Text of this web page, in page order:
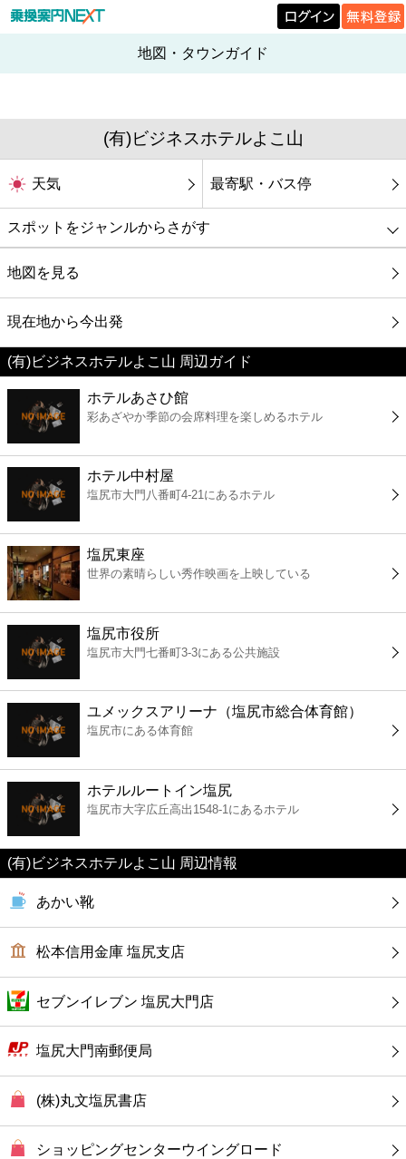
地図・タウンガイド
(有)ビジネスホテルよこ山
天気 最寄駅・バス停
スポットをジャンルからさがす
グルメ
映画
美容
コンビニ
薬局
スーパー
エンタメ
レジャー
書店
ファミレス
ファーストフード
カフェ
ショッピング
銀行
病院
地図を見る
現在地から今出発
(有)ビジネスホテルよこ山 周辺ガイド
ホテルあさひ館
彩あざやか季節の会席料理を楽しめるホテル
ホテル中村屋
塩尻市大門八番町4-21にあるホテル
塩尻東座
世界の素晴らしい秀作映画を上映している
塩尻市役所
塩尻市大門七番町3-3にある公共施設
ユメックスアリーナ（塩尻市総合体育館）
塩尻市にある体育館
ホテルルートイン塩尻
塩尻市大字広丘高出1548-1にあるホテル
(有)ビジネスホテルよこ山 周辺情報
あかい靴
松本信用金庫 塩尻支店
セブンイレブン 塩尻大門店
塩尻大門南郵便局
(株)丸文塩尻書店
ショッピングセンターウイングロード